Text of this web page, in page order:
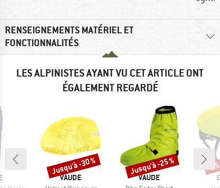
RENSEIGNEMENTS MATÉRIEL ET
FONCTIONNALITÉS
LES ALPINISTES AYANT VU CET ARTICLE ONT
ÉGALEMENT REGARDÉ
MARQUE
VAUDE
Remise
Jusqu'à -30 %
MARQUE
VAUDE
Remise
Jusqu'à -25 % -